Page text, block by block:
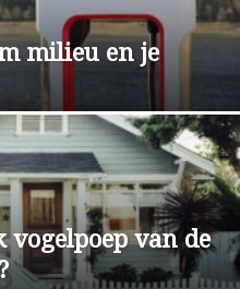
milieu en je
van de